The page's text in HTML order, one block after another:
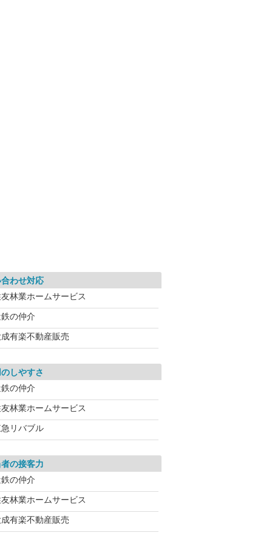
わせ対応
林業ホームサービス
の仲介
有楽不動産販売
しやすさ
の仲介
林業ホームサービス
リバブル
の接客力
の仲介
林業ホームサービス
有楽不動産販売